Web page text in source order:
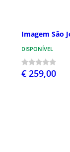
Imagem São
DISPONÍVEL
€ 259,00